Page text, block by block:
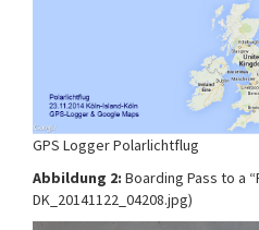
GPS Logger Polarlichtflug
Abbildung 2: Boarding Pass to a
DK_20141122_04208.jpg)